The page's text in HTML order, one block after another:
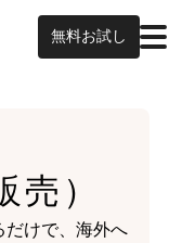
無料お試し
売）
だけで、海外へ